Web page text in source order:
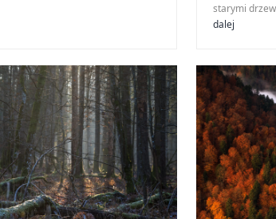
starymi
dalej